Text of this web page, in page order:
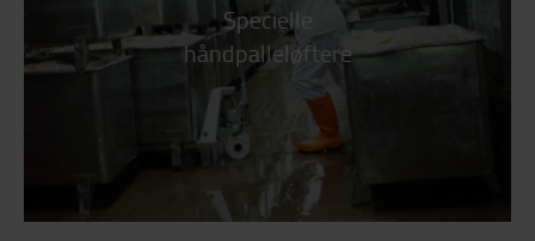
Specielle
håndpalleløftere